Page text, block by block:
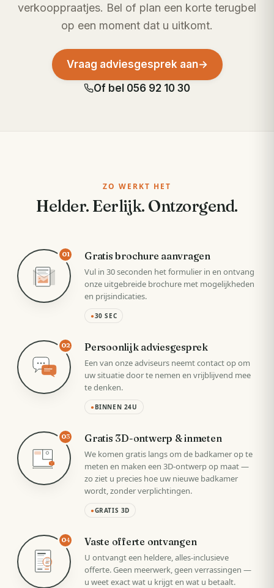
verkooppraatjes. Bel of plan een korte terugbel
op een moment dat u uitkomt.
Vraag adviesgesprek aan→
Of bel 056 92 10 30
ZO WERKT HET
Helder. Eerlijk. Ontzorgend.
01 Gratis brochure aanvragen
Vul in 30 seconden het formulier in en ontvang
onze uitgebreide brochure met mogelijkheden
en prijsindicaties.
●30 SEC
02 Persoonlijk adviesgesprek
Een van onze adviseurs neemt contact op om
uw situatie door te nemen en vrijblijvend mee
te denken.
● BINNEN 24U
03 Gratis 3D-ontwerp & inmeten
We komen gratis langs om de badkamer op te
meten en maken een 3D-ontwerp op maat —
zo ziet u precies hoe uw nieuwe badkamer
wordt, zonder verplichtingen.
●GRATIS 3D
VAST
04 Vaste offerte ontvangen
U ontvangt een heldere, alles-inclusieve
offerte. Geen meerwerk, geen verrassingen —
u weet exact wat u krijgt en wat u betaalt.